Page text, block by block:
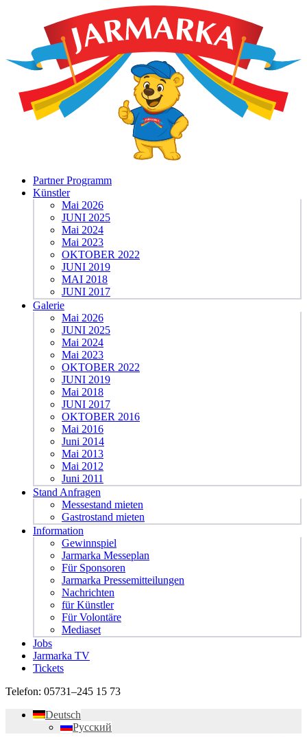
Partner Programm
Künstler
Mai 2026
JUNI 2025
Mai 2024
Mai 2023
OKTOBER 2022
JUNI 2019
MAI 2018
JUNI 2017
Galerie
Mai 2026
JUNI 2025
Mai 2024
Mai 2023
OKTOBER 2022
JUNI 2019
Mai 2018
JUNI 2017
OKTOBER 2016
Mai 2016
Juni 2014
Mai 2013
Mai 2012
Juni 2011
Stand Anfragen
Messestand mieten
Gastrostand mieten
Information
Gewinnspiel
Jarmarka Messeplan
Für Sponsoren
Jarmarka Pressemitteilungen
Nachrichten
für Künstler
Für Volontäre
Mediaset
Jobs
Jarmarka TV
Tickets
Telefon: 05731–245 15 73
Deutsch
Русский